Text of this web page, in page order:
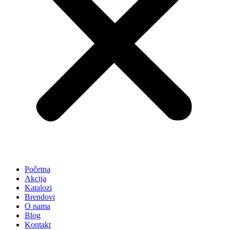
Početna
Akcija
Katalozi
Brendovi
O nama
Blog
Kontakt